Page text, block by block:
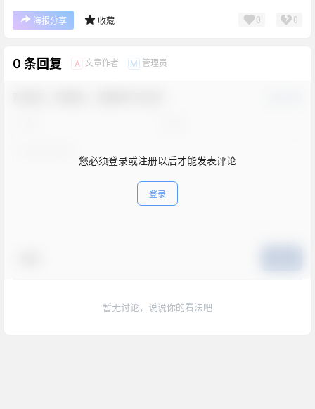
海报分享 收藏 0 0
0 条回复 A 文章作者 M 管理员
您必须登录或注册以后才能发表评论
登录
暂无讨论，说说你的看法吧